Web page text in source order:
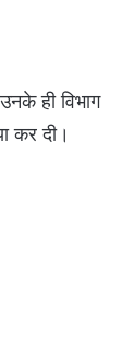
ही विभाग
कर दी।